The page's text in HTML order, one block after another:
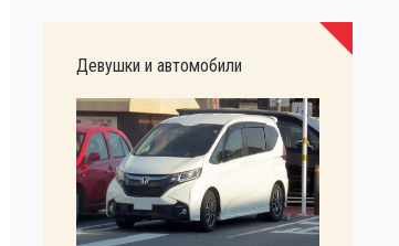
Девушки и автомобили